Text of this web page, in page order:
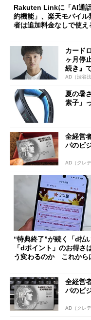
Rakuten Linkに「AI通
約機能」、楽天モバイル
者は追加料金なしで使え
カード
ヶ月停
続き』
AD（渋谷
夏の暑
素子」
全経営
パのビ
AD（クレ
“特典終了”が続く「d払
「dポイント」のお得さ
う変わるのか これから
全経営
パのビ
AD（クレ